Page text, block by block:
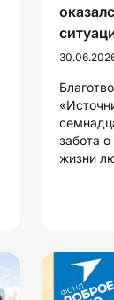
забота
жизни